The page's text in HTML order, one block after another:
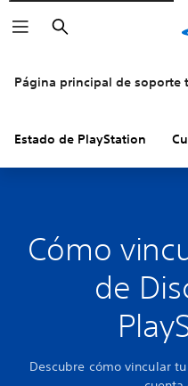
Buscar
Página principal de soporte
Estado de PlayStation
Cómo
de
Descubre cómo vincular